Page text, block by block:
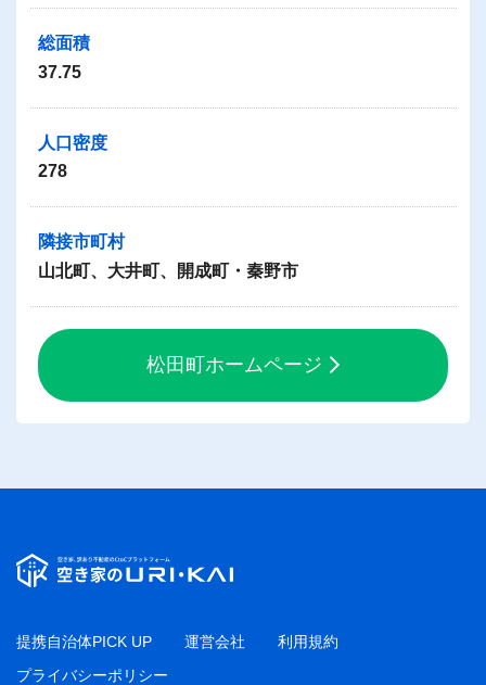
総面積
37.75
人口密度
278
隣接市町村
山北町、大井町、開成町・秦野市
松田町ホームページ
提携自治体PICK UP 運営会社
利用規約
プライバシーポリシー